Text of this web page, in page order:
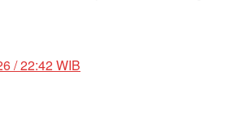
/ 22:42 WIB